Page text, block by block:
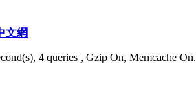
文網
4 queries , Gzip On, Memcache On.